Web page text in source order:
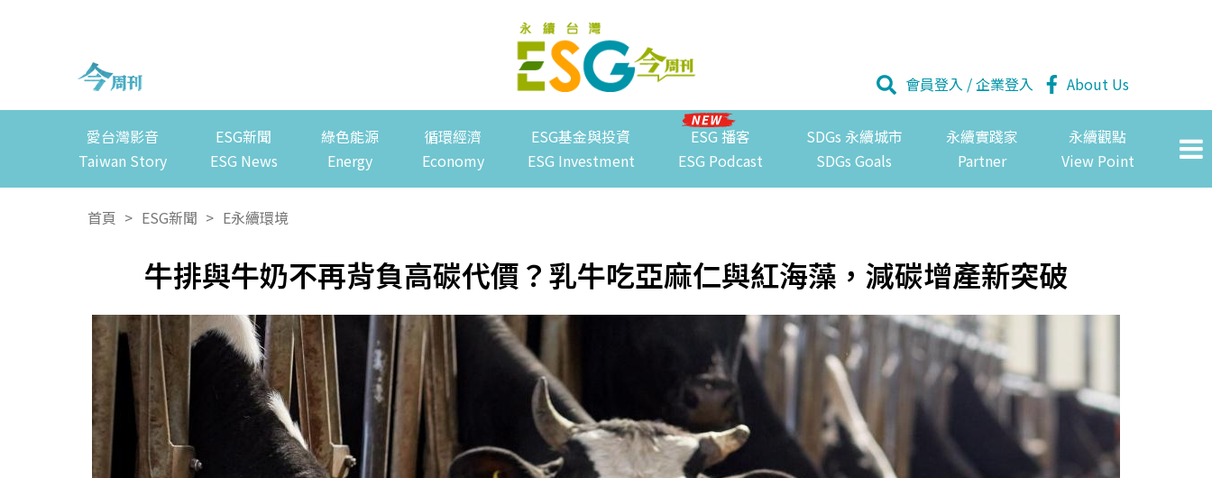
會員登入 /企業登入 About Us
愛台灣影音
Taiwan Story
ESG新聞
ESG News
綠色能源
Energy
循環經濟
Economy
ESG基金與投資
ESG Investment
ESG 播客
ESG Podcast
SDGs 永續城市
SDGs Goals
永續實踐家
Partner
永續觀點
View Point
首頁 > ESG新聞 > E永續環境
牛排與牛奶不再背負高碳代價？乳牛吃亞麻仁與紅海藻，減碳增產新突破